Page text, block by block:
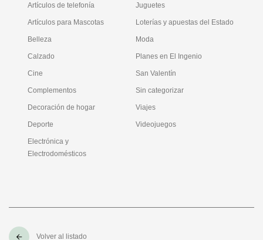
Artículos de telefonía
Artículos para Mascotas
Belleza
Calzado
Cine
Complementos
Decoración de hogar
Deporte
Electrónica y
Electrodomésticos
Juguetes
Loterías y apuestas del Estado
Moda
Planes en El Ingenio
San Valentín
Sin categorizar
Viajes
Videojuegos
Volver al listado